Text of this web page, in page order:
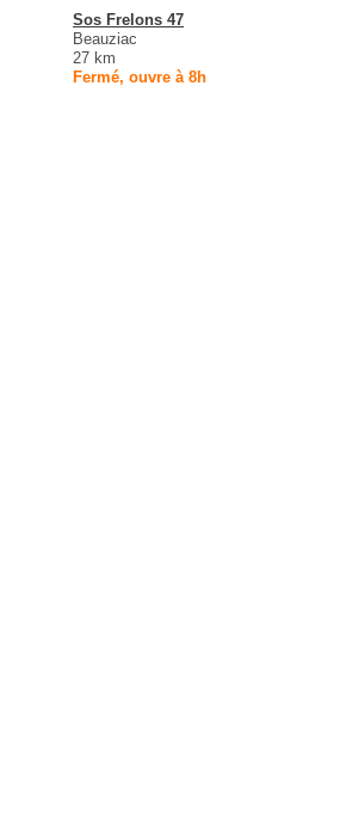
Sos Frelons 47
Beauziac
27 km
Fermé, ouvre à 8h